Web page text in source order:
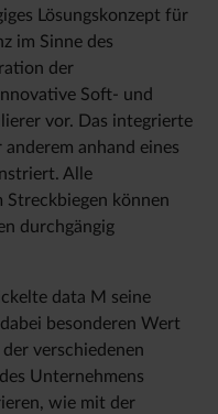
Lösungskonzept für
im Sinne des
der
Soft- und
vor. Das integrierte
anhand eines
Alle
Streckbiegen können
durchgängig
data M seine
besonderen Wert
verschiedenen
Unternehmens
wie mit der